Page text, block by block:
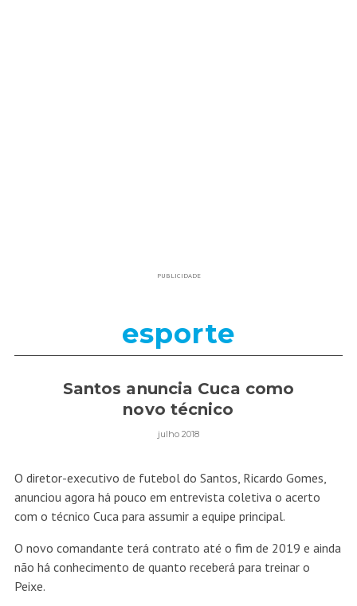
PUBLICIDADE
esporte
Santos anuncia Cuca como
novo técnico
julho 2018
O diretor-executivo de futebol do Santos, Ricardo Gomes,
anunciou agora há pouco em entrevista coletiva o acerto
com o técnico Cuca para assumir a equipe principal.
O novo comandante terá contrato até o fim de 2019 e ainda
não há conhecimento de quanto receberá para treinar o
Peixe.